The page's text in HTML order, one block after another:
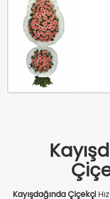
Kayışdağında Çiçekçi